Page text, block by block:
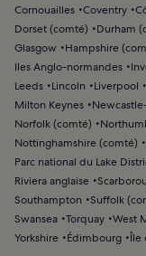
Cornouailles Coventry
Dorset (comté)
Durham
Glasgow
Hampshire
Iles Anglo-normandes
Leeds
Lincoln Liverpool
Milton Keynes
Norfolk (comté)
Nottinghamshire (comté)
Parc national du Lake
Riviera anglaise
Southampton
Suffolk
Swansea Torquay West
Yorkshire
Édimbourg Île